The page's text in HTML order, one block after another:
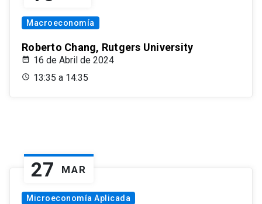
Macroeconomía
Roberto Chang, Rutgers University
16 de Abril de 2024
13:35 a 14:35
27 MAR
Microeconomía Aplicada